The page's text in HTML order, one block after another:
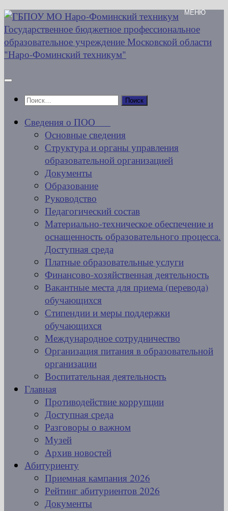
Перейти
к
содержимому
Найти:
Сведения о ПОО
Основные сведения
Структура и органы управления
образовательной организацией
Документы
Образование
Руководство
Педагогический состав
Материально-техническое обеспечение и
оснащенность образовательного процесса.
Доступная среда
Платные образовательные услуги
Финансово-хозяйственная деятельность
Вакантные места для приема (перевода)
обучающихся
Стипендии и меры поддержки
обучающихся
Международное сотрудничество
Организация питания в образовательной
организации
Воспитательная деятельность
Главная
Противодействие коррупции
Доступная среда
Разговоры о важном
Музей
Архив новостей
Абитуриенту
Приемная кампания 2026
Рейтинг абитуриентов 2026
Документы